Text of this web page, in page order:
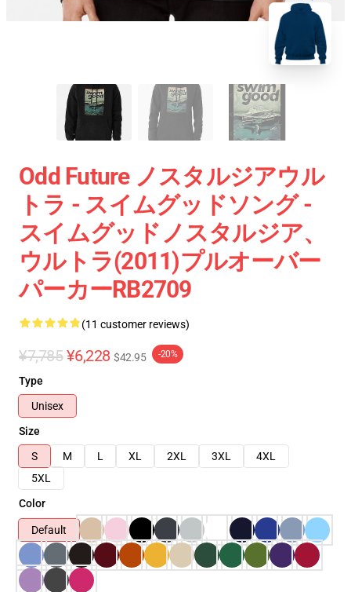
Odd Future ノスタルジアウル
トラ - スイムグッドソング -
スイムグッドノスタルジア、
ウルトラ(2011)プルオーバー
パーカーRB2709
(11 customer reviews)
¥7,785 ¥6,228 $42.95 -20%
Type
Unisex
Size
S
M L XL 2XL 3XL
4XL
5XL
Color
Default